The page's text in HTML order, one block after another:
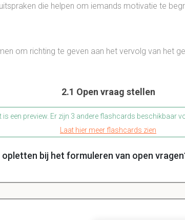
die helpen om iemands motivatie te
om richting te geven aan het vervolg van het
2.1 Open vraag stellen
is een preview. Er zijn 3 andere flashcards beschikbaar
Laat hier meer flashcards zien
bij het formuleren van open
antwoord spel: 2 a 3 reflecties per open vraag.